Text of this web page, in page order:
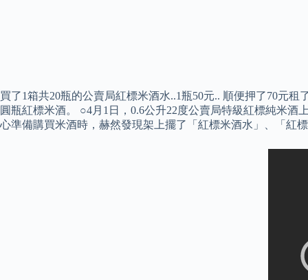
買了1箱共20瓶的公賣局紅標米酒水..1瓶50元.. 順便押了70元
圓瓶紅標米酒。 ○4月1日，0.6公升22度公賣局特級紅標純米
心準備購買米酒時，赫然發現架上擺了「紅標米酒水」、「紅